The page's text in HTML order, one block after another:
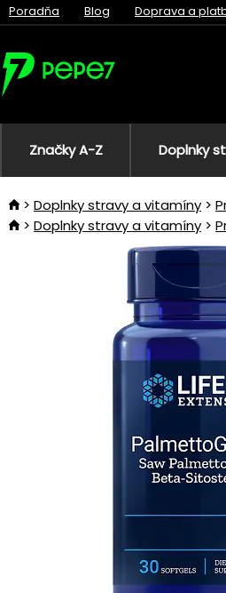
Poradňa Blog Doprava a
Značky A-Z Doplnky
Doplnky stravy a vitamíny
Doplnky stravy a vitamíny